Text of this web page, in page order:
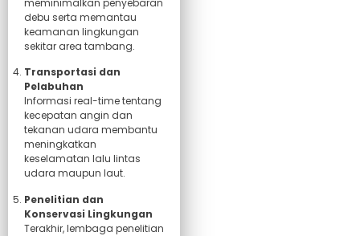
debu serta memantau
keamanan lingkungan
sekitar area tambang.
Transportasi dan
Pelabuhan
Informasi real-time tentang
kecepatan angin dan
tekanan udara membantu
meningkatkan
keselamatan lalu lintas
udara maupun laut.
Penelitian dan
Konservasi Lingkungan
Terakhir, lembaga penelitian